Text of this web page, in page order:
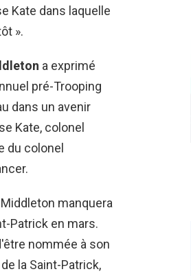
Kate dans laquelle
».
a exprimé
pré-Trooping
dans un avenir
Kate, colonel
du colonel
manquera
Patrick en mars.
nommée à son
la Saint-Patrick,